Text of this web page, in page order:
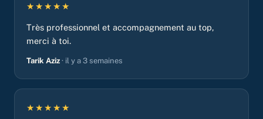
★★★★★
Très professionnel et accompagnement au top,
merci à toi.
Tarik Aziz · il y a 3 semaines
★★★★★